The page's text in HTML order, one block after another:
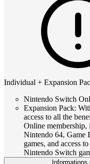
Individual + Expansion
Nintendo Switch
Expansion Pack:
access to all the
Online
Nintendo 64, Game
games, and access
Nintendo Switch
Informations